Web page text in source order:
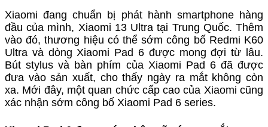
Xiaomi đang chuẩn bị phát hành smartphone hàng
đầu của mình, Xiaomi 13 Ultra tại Trung Quốc. Thêm
vào đó, thương hiệu có thể sớm công bố Redmi K60
Ultra và dòng Xiaomi Pad 6 được mong đợi từ lâu.
Bút stylus và bàn phím của Xiaomi Pad 6 đã được
đưa vào sản xuất, cho thấy ngày ra mắt không còn
xa. Mới đây, một quan chức cấp cao của Xiaomi cũng
xác nhận sớm công bố Xiaomi Pad 6 series.